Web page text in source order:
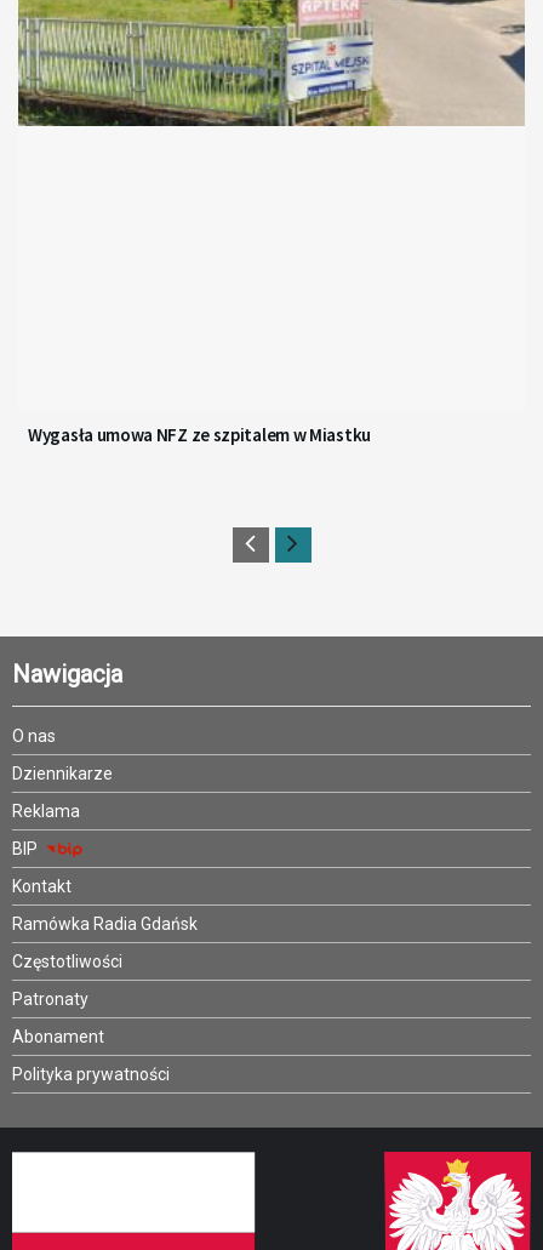
Wygasła umowa NFZ ze szpitalem w Miastku
Nawigacja
O nas
Dziennikarze
Reklama
BIP
Kontakt
Ramówka Radia Gdańsk
Częstotliwości
Patronaty
Abonament
Polityka prywatności